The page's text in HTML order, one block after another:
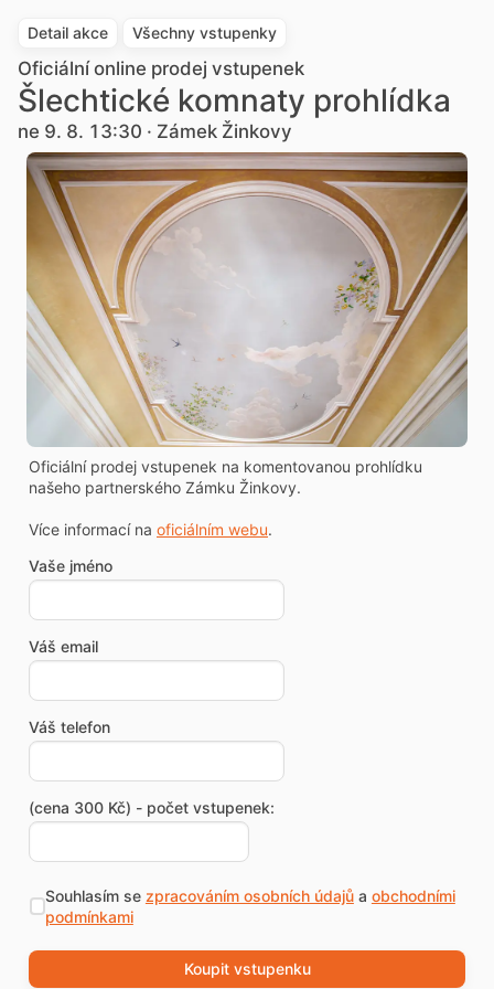
Detail akce Všechny vstupenky
Oficiální online prodej vstupenek
Šlechtické komnaty prohlídka
ne 9. 8. 13:30 · Zámek Žinkovy
Oficiální prodej vstupenek na komentovanou prohlídku
našeho partnerského Zámku Žinkovy.
Více informací na oficiálním webu.
Vaše jméno
Váš email
Váš telefon
(cena 300 Kč) - počet vstupenek:
Souhlasím se zpracováním osobních údajůa obchodními
podmínkami
Koupit vstupenku